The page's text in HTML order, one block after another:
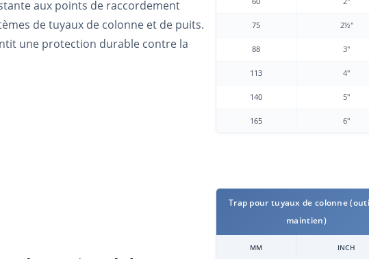
aux points de raccordement
de tuyaux de colonne et de puits.
une protection durable contre la
75 2½"
88 3"
113 4"
140 5"
165 6"
Trap pour tuyaux de colonne
maintien)
MM INCH